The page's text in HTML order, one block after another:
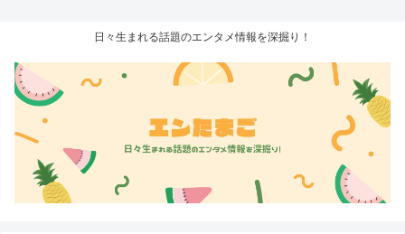
日々生まれる話題のエンタメ情報を深掘り！